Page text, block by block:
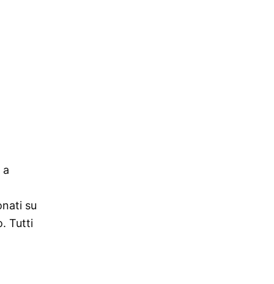
a
su
Tutti